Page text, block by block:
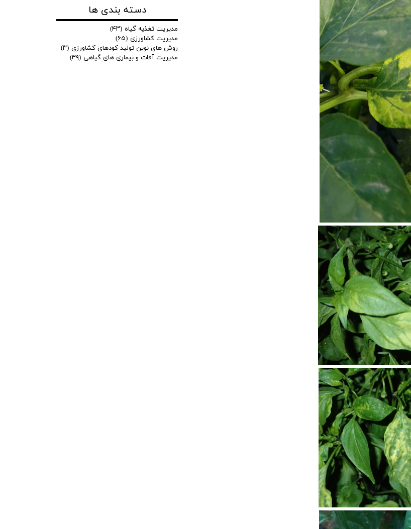
دسته بندی ها
مدیریت تغذیه گیاه (۴۳)
مدیریت کشاورزی (۶۵)
روش های نوین تولید کودهای کشاورزی (۳)
مدیریت آفات و بیماری های گیاهی (۳۹)